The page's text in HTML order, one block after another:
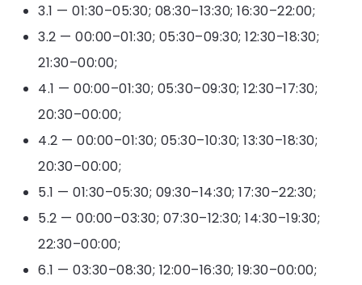
3.1 — 01:30–05:30; 08:30–13:30; 16:30–22:00;
3.2 — 00:00–01:30; 05:30–09:30; 12:30–18:30;
21:30–00:00;
4.1 — 00:00–01:30; 05:30–09:30; 12:30–17:30;
20:30–00:00;
4.2 — 00:00–01:30; 05:30–10:30; 13:30–18:30;
20:30–00:00;
5.1 — 01:30–05:30; 09:30–14:30; 17:30–22:30;
5.2 — 00:00–03:30; 07:30–12:30; 14:30–19:30;
22:30–00:00;
6.1 — 03:30–08:30; 12:00–16:30; 19:30–00:00;